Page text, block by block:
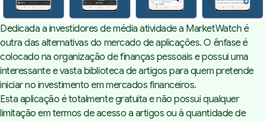
Dedicada a investidores de média atividade a MarketWatch é
outra das alternativas do mercado de aplicações. O ênfase é
colocado na organização de finanças pessoais e possui uma
interessante e vasta biblioteca de artigos para quem pretende
iniciar no investimento em mercados financeiros.
Esta aplicação é totalmente gratuita e não possui qualquer
limitação em termos de acesso a artigos ou à quantidade de